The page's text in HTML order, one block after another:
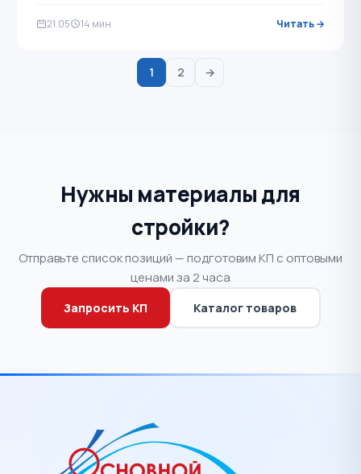
21.05 14 мин Читать →
1 2 →
Нужны материалы для
стройки?
Отправьте список позиций — подготовим КП с оптовыми
ценами за 2 часа
Запросить КП Каталог товаров